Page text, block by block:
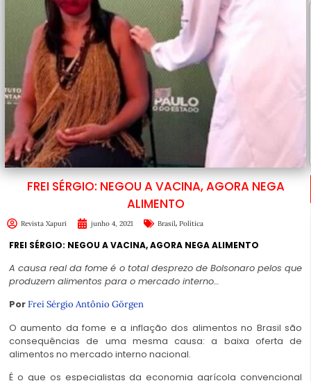
FREI SÉRGIO: NEGOU A VACINA, AGORA NEGA
ALIMENTO
Revista Xapuri junho 4, 2021 Brasil, Política
FREI SÉRGIO: NEGOU A VACINA, AGORA NEGA ALIMENTO
A causa real da fome é o total desprezo de Bolsonaro pelos que
produzem alimentos para o mercado interno…
PorFrei Sérgio Antônio Görgen
O aumento da fome e a inflação dos alimentos no Brasil são
consequências de uma mesma causa: a baixa oferta de
alimentos no mercado interno nacional.
É o que os especialistas da economia agrícola convencional